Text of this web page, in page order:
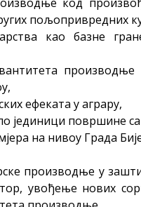
пољопривредних
као базне
ефеката у аграру,
јединици површине
на нивоу Града
производње у
увођење нових